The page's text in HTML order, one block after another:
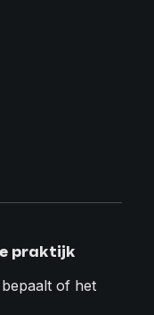
praktijk
of het